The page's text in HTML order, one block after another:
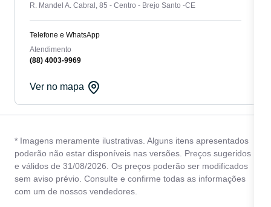
R. Mandel A. Cabral, 85 - Centro - Brejo Santo -CE
Telefone e WhatsApp
Atendimento
(88) 4003-9969
Ver no mapa
* Imagens meramente ilustrativas. Alguns itens apresentados
poderão não estar disponíveis nas versões. Preços sugeridos
e válidos de 31/08/2026. Os preços poderão ser modificados
sem aviso prévio. Consulte e confirme todas as informações
com um de nossos vendedores.